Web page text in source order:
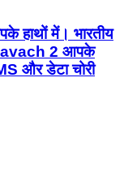
हाथों में। भारतीय
Kavach 2 आपके
और डेटा चोरी